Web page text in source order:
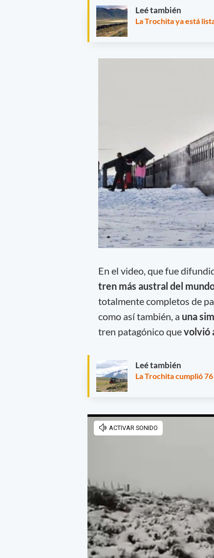
Leé también
La Trochita ya está
En el video, que fue
tren más austral del
totalmente completos de
como así también, a una
tren patagónico quevolvió
Leé también
La Trochita cumplió